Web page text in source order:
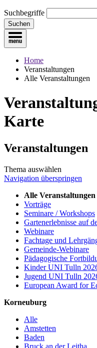
Suchbegriffe
Suchen
Home
Veranstaltungen
Alle Veranstaltungen
Karte
Veranstaltungen
Thema auswählen
Navigation überspringen
Alle Veranstaltungen
Vorträge
Seminare / Workshops
Gartenerlebnisse auf
Webinare
Fachtage und
Gemeinde-Webinare
Pädagogische
Kinder UNI Tulln
Jugend UNI Tulln
European Award for
Korneuburg
Alle
Amstetten
Baden
Bruck an der Leitha